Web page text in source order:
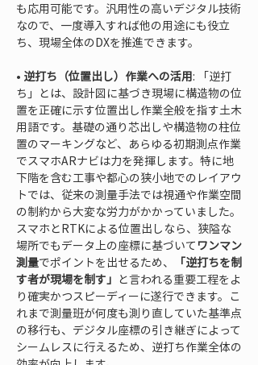
も応用可能です。汎用性の高いデジタル技術
なので、一度導入すれば他の用途にも役立
ち、現場全体のDXを推進できます。
• 逆打ち（位置出し）作業への活用: 「逆打
ち」とは、設計図に基づき現場に構造物の位
置を正確に示す位置出し作業全般を指す土木
用語です。基礎の通り芯出しや構造物の柱位
置のマーキングなど、あらゆる初期測点作業
でスマホARナビは力を発揮します。特に地
下階を含む工事や都心の狭小地でのレイアウ
トでは、従来の測量手法では視通や作業空間
の制約から大変な労力がかかっていました。
スマホとRTKによる位置出しなら、狭隘な
場所でもデータ上の座標に基づいて ワンマン
測量でポイントを出せるため、
「逆打ちを制
す者が現場を制す」 と言われる重要工程をよ
り確実かつスピーディーに遂行できます。こ
れまで測量班が何度も測り直していた基準点
の移行も、デジタル座標の引き継ぎによって
シームレスに行えるため、逆打ち作業全体の